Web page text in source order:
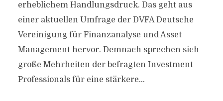
erheblichem Handlungsdruck. Das geht aus
einer aktuellen Umfrage der DVFA Deutsche
Vereinigung für Finanzanalyse und Asset
Management hervor. Demnach sprechen sich
große Mehrheiten der befragten Investment
Professionals für eine stärkere...